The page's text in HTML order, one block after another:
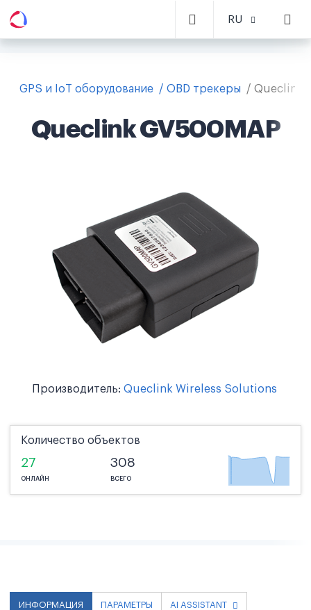
RU
GPS и IoT оборудование OBD трекеры Queclink
Queclink GV500MAP
Производитель: Queclink Wireless Solutions
Количество объектов
27
ОНЛАЙН
308
ВСЕГО
ИНФОРМАЦИЯ ПАРАМЕТРЫ AI ASSISTANT